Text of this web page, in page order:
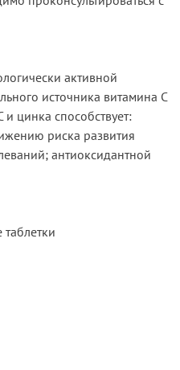
активной
источника витамина С
цинка способствует:
риска развития
антиоксидантной